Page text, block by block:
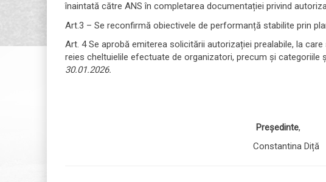
înaintată către ANS în completarea documentației privind
Art.3 – Se reconfirmă obiectivele de performanță stabilite prin
Art. 4 Se aprobă emiterea solicitării autorizației prealabile, la
reies cheltuielile efectuate de organizatori, precum și categoriile
30.01.2026.
Președinte